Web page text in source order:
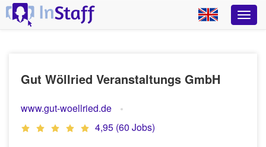
Gut Wöllried Veranstaltungs GmbH
www.gut-woellried.de
4,95 (60 Jobs)